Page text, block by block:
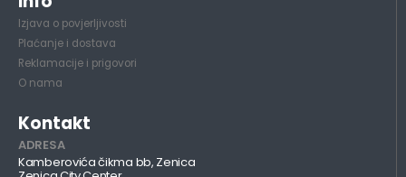
Izjava o povjerljivosti
Plaćanje i dostava
Reklamacije i prigovori
O nama
Kontakt
ADRESA
Kamberovića čikma bb, Zenica